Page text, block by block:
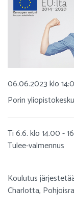
06.06.2023 klo
Porin
Ti 6.6. klo 14.00 -
Tulee-valmennus
Koulutus
Charlotta,